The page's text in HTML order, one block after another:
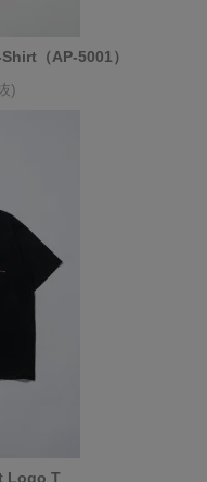
（AP-5001）
)
Logo T